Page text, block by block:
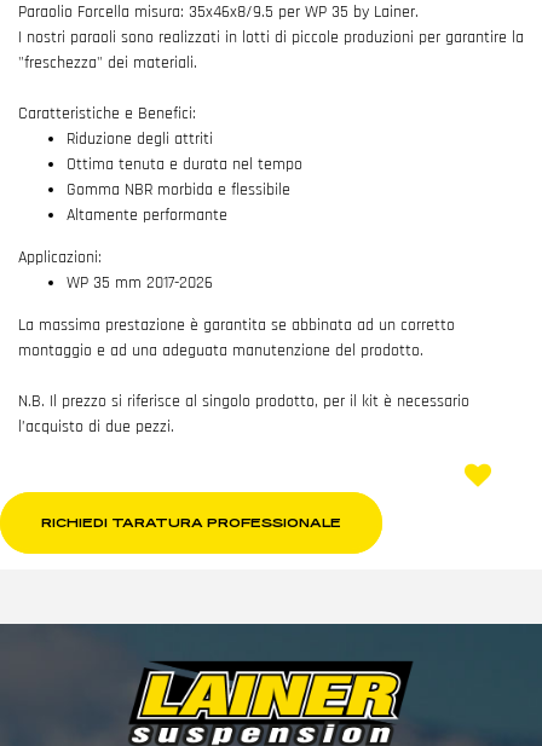
Paraolio Forcella misura: 35x46x8/9.5 per WP 35 by Lainer.
I nostri paraoli sono realizzati in lotti di piccole produzioni per garantire la
"freschezza" dei materiali.
Caratteristiche e Benefici:
Riduzione degli attriti
Ottima tenuta e durata nel tempo
Gomma NBR morbida e flessibile
Altamente performante
Applicazioni:
WP 35 mm 2017-2026
La massima prestazione è garantita se abbinata ad un corretto
montaggio e ad una adeguata manutenzione del prodotto.
N.B. Il prezzo si riferisce al singolo prodotto, per il kit è necessario
l’acquisto di due pezzi.
RICHIEDI TARATURA PROFESSIONALE